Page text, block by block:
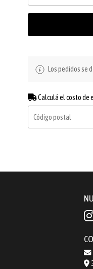
Los pedidos se
Calculá el costo de